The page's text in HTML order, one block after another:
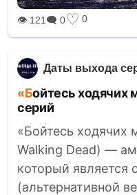
👁 121 🗨 0♡ 0
Даты выхода
«Бойтесь ходячих мертвецов» дата выхода
серий
«Бойтесь ходячих
Walking Dead) —
который является
(альтернативной